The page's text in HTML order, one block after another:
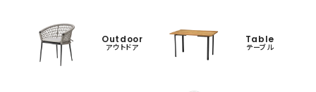
Outdoor
アウトドア
Table
テーブル